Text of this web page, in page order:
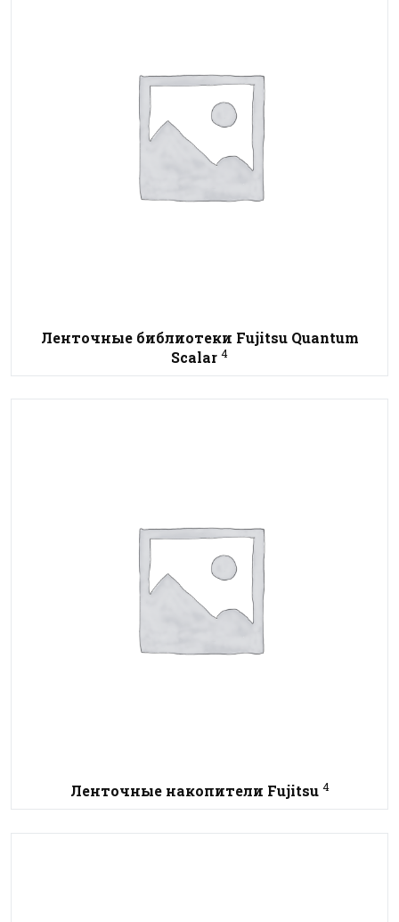
Ленточные библиотеки Fujitsu Quantum
Scalar 4
Ленточные накопители Fujitsu 4